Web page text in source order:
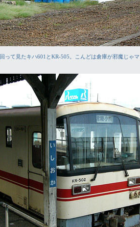
って見たキハ601とKR-505。こんどは倉庫が邪魔じゃ